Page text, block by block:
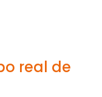
real de